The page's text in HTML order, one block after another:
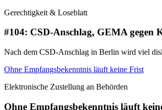
Gerechtigkeit & Loseblatt
#104: CSD-Anschlag, GEMA gegen
Nach dem CSD-Anschlag in Berlin wird viel
Ohne Empfangsbekenntnis läuft keine Frist
Elektronische Zustellung an Behörden
Ohne Empfangsbekenntnis läuft